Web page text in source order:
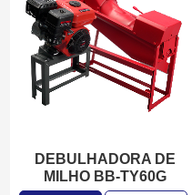
DEBULHADORA DE
MILHO BB-TY60G